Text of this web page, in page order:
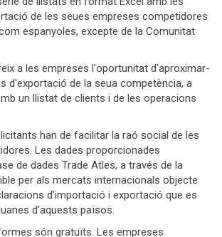
de les seues empreses competidores
espanyoles, excepte de la Comunitat
a les empreses l'oportunitat d'aproximar-
d'exportació de la seua competència, a
un llistat de clients i de les operacions
han de facilitar la raó social de les
Les dades proporcionades
de dades Trade Atles, a través de la
per als mercats internacionals objecte
d'importació i exportació que es
d'aquests països.
són gratuïts. Les empreses